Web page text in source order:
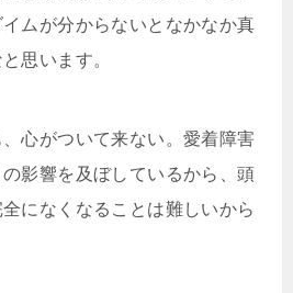
ムが分からないとなかなか真
思います。
心がついて来ない。愛着障害
影響を及ぼしているから、頭
になくなることは難しいから